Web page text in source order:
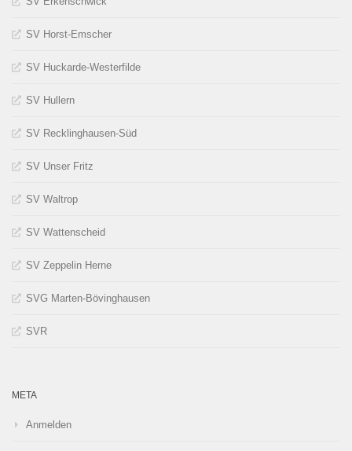
SV Horst-Emscher
SV Huckarde-Westerfilde
SV Hullern
SV Recklinghausen-Süd
SV Unser Fritz
SV Waltrop
SV Wattenscheid
SV Zeppelin Herne
SVG Marten-Bövinghausen
SVR
META
Anmelden